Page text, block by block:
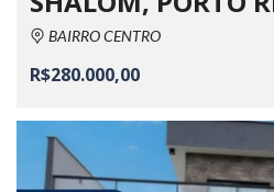
BAIRRO CENTRO
R$280.000,00